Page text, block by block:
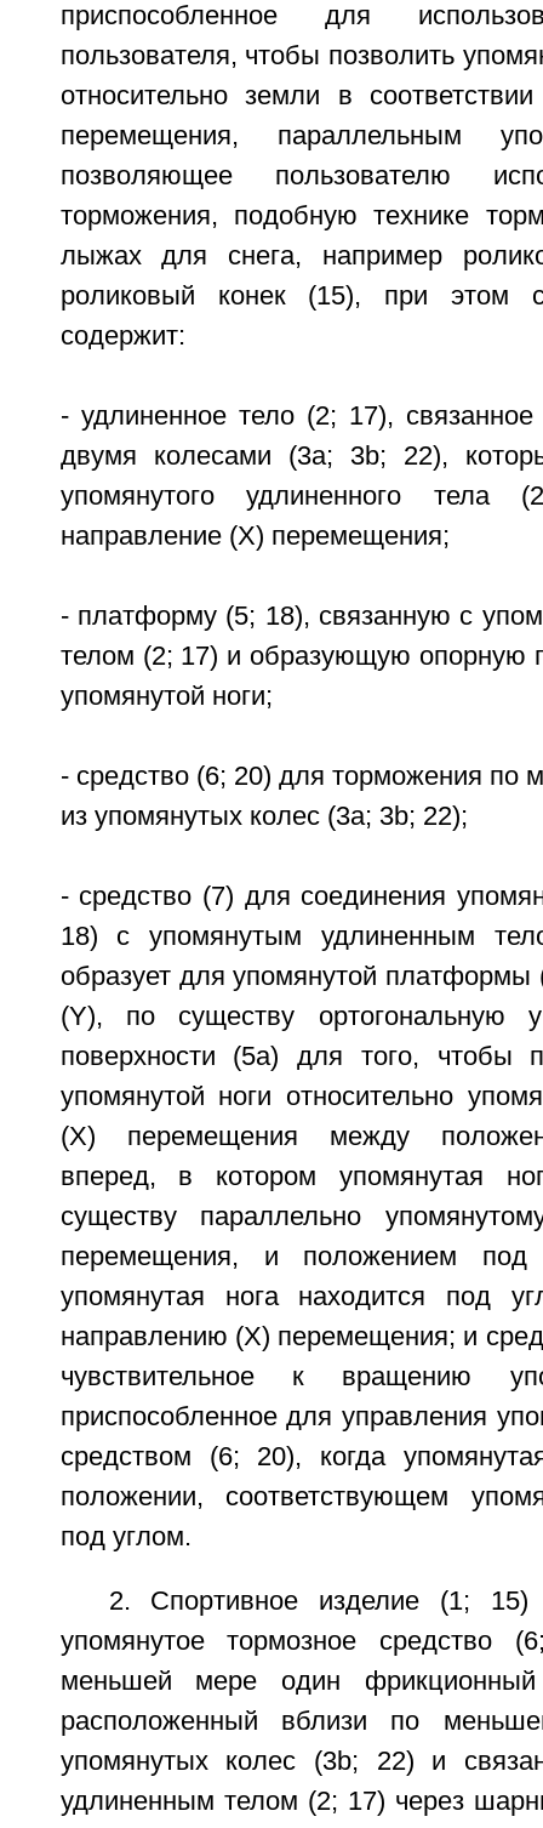
приспособленное для
пользователя, чтобы позволить
относительно земли в
перемещения, параллельным
позволяющее пользователю
торможения, подобную технике
лыжах для снега, например
роликовый конек (15), при этом
содержит:
- удлиненное тело (2; 17),
двумя колесами (3а; 3b; 22),
упомянутого удлиненного тела
направление (X) перемещения;
- платформу (5; 18), связанную с
телом (2; 17) и образующую опорную
упомянутой ноги;
- средство (6; 20) для торможения по
из упомянутых колес (3а; 3b; 22);
- средство (7) для соединения
18) с упомянутым удлиненным
образует для упомянутой
(Y), по существу ортогональную
поверхности (5а) для того, чтобы
упомянутой ноги относительно
(X) перемещения между
вперед, в котором упомянутая
существу параллельно
перемещения, и положением
упомянутая нога находится под
направлению (X) перемещения; и
чувствительное к вращению
приспособленное для управления
средством (6; 20), когда
положении, соответствующем
под углом.
2. Спортивное изделие (1;
упомянутое тормозное средство
меньшей мере один
расположенный вблизи по
упомянутых колес (3b; 22) и
удлиненным телом (2; 17) через